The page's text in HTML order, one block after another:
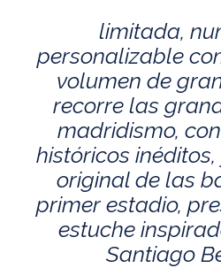
limitada,
personalizable
volumen de
recorre las
madridismo,
históricos
original de las
primer estadio,
estuche
Santiago